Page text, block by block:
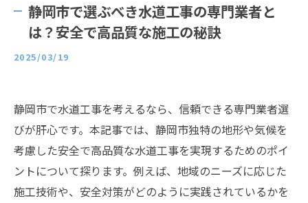
静岡市で選ぶべき水道工事の専門業者と
は？安全で高品質な施工の秘訣
2025/03/19
静岡市で水道工事を考えるなら、信頼できる専門業者選
びが肝心です。本記事では、静岡市独特の地形や気候を
考慮した安全で高品質な水道工事を実現するためのポイ
ントについて探ります。例えば、地域のニーズに応じた
施工技術や、安全対策がどのように実践されているかを